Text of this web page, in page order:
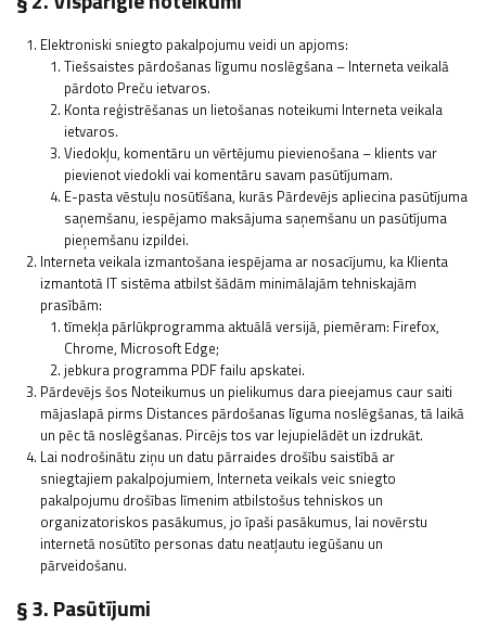
Elektroniski sniegto pakalpojumu veidi un apjoms:
Tiešsaistes pārdošanas līgumu noslēgšana – Interneta veikalā
pārdoto Preču ietvaros.
Konta reģistrēšanas un lietošanas noteikumi Interneta veikala
ietvaros.
Viedokļu, komentāru un vērtējumu pievienošana – klients var
pievienot viedokli vai komentāru savam pasūtījumam.
E-pasta vēstuļu nosūtīšana, kurās Pārdevējs apliecina pasūtījuma
saņemšanu, iespējamo maksājuma saņemšanu un pasūtījuma
pieņemšanu izpildei.
Interneta veikala izmantošana iespējama ar nosacījumu, ka Klienta
izmantotā IT sistēma atbilst šādām minimālajām tehniskajām
prasībām:
tīmekļa pārlūkprogramma aktuālā versijā, piemēram: Firefox,
Chrome, Microsoft Edge;
jebkura programma PDF failu apskatei.
Pārdevējs šos Noteikumus un pielikumus dara pieejamus caur saiti
mājaslapā pirms Distances pārdošanas līguma noslēgšanas, tā laikā
un pēc tā noslēgšanas. Pircējs tos var lejupielādēt un izdrukāt.
Lai nodrošinātu ziņu un datu pārraides drošību saistībā ar
sniegtajiem pakalpojumiem, Interneta veikals veic sniegto
pakalpojumu drošības līmenim atbilstošus tehniskos un
organizatoriskos pasākumus, jo īpaši pasākumus, lai novērstu
internetā nosūtīto personas datu neatļautu iegūšanu un
pārveidošanu.
§ 3. Pasūtījumi